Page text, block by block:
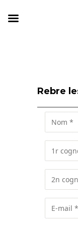
Rebre